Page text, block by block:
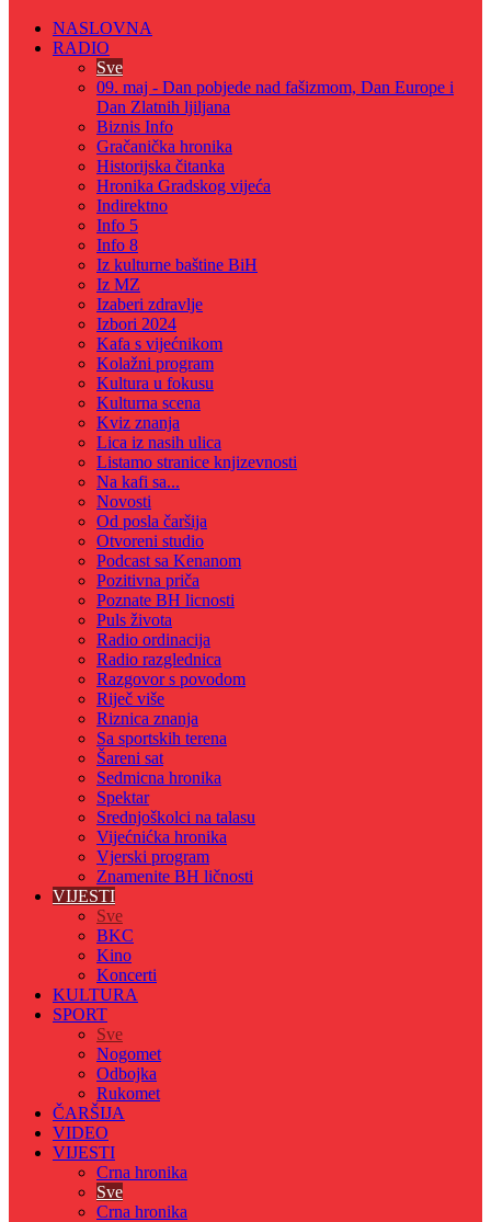
NASLOVNA
RADIO
Sve
09. maj - Dan pobjede nad fašizmom, Dan Europe i
Dan Zlatnih ljiljana
Biznis Info
Gračanička hronika
Historijska čitanka
Hronika Gradskog vijeća
Indirektno
Info 5
Info 8
Iz kulturne baštine BiH
Iz MZ
Izaberi zdravlje
Izbori 2024
Kafa s vijećnikom
Kolažni program
Kultura u fokusu
Kulturna scena
Kviz znanja
Lica iz nasih ulica
Listamo stranice knjizevnosti
Na kafi sa...
Novosti
Od posla čaršija
Otvoreni studio
Podcast sa Kenanom
Pozitivna priča
Poznate BH licnosti
Puls života
Radio ordinacija
Radio razglednica
Razgovor s povodom
Riječ više
Riznica znanja
Sa sportskih terena
Šareni sat
Sedmicna hronika
Spektar
Srednjoškolci na talasu
Vijećnićka hronika
Vjerski program
Znamenite BH ličnosti
VIJESTI
Sve
BKC
Kino
Koncerti
KULTURA
SPORT
Sve
Nogomet
Odbojka
Rukomet
ČARŠIJA
VIDEO
VIJESTI
Crna hronika
Sve
Crna hronika